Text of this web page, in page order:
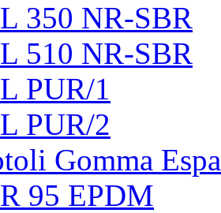
L 350 NR-SBR
L 510 NR-SBR
L PUR/1
L PUR/2
Gomma
R 95 EPDM